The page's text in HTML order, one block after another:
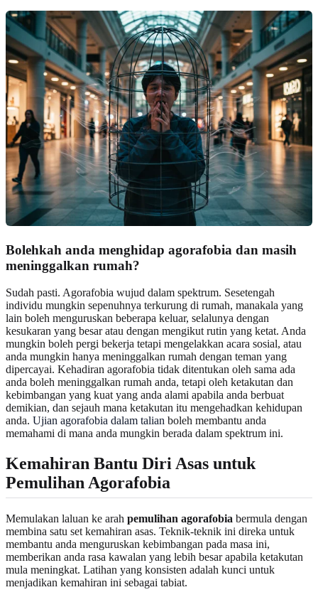
Bolehkah anda menghidap agorafobia dan masih
meninggalkan rumah?
Sudah pasti. Agorafobia wujud dalam spektrum. Sesetengah
individu mungkin sepenuhnya terkurung di rumah, manakala yang
lain boleh menguruskan beberapa keluar, selalunya dengan
kesukaran yang besar atau dengan mengikut rutin yang ketat. Anda
mungkin boleh pergi bekerja tetapi mengelakkan acara sosial, atau
anda mungkin hanya meninggalkan rumah dengan teman yang
dipercayai. Kehadiran agorafobia tidak ditentukan oleh sama ada
anda boleh meninggalkan rumah anda, tetapi oleh ketakutan dan
kebimbangan yang kuat yang anda alami apabila anda berbuat
demikian, dan sejauh mana ketakutan itu mengehadkan kehidupan
anda. Ujian agorafobia dalam talian boleh membantu anda
memahami di mana anda mungkin berada dalam spektrum ini.
Kemahiran Bantu Diri Asas untuk
Pemulihan Agorafobia
Memulakan laluan ke arah pemulihan agorafobia bermula dengan
membina satu set kemahiran asas. Teknik-teknik ini direka untuk
membantu anda menguruskan kebimbangan pada masa ini,
memberikan anda rasa kawalan yang lebih besar apabila ketakutan
mula meningkat. Latihan yang konsisten adalah kunci untuk
menjadikan kemahiran ini sebagai tabiat.